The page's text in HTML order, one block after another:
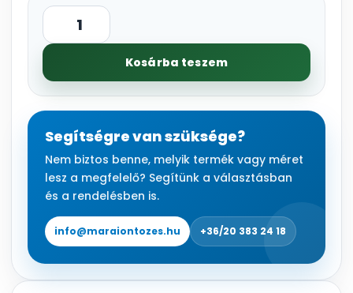
Önmetsző
csepegtető
gomba
óra
mennyiség
Kosárba teszem
Segítségre van szüksége?
Nem biztos benne, melyik termék vagy méret
lesz a megfelelő? Segítünk a választásban
és a rendelésben is.
info@maraiontozes.hu +36/20 383 24 18